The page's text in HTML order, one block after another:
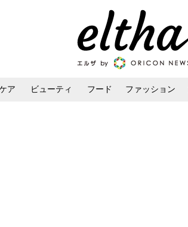
ア ビューティ フード ファッション